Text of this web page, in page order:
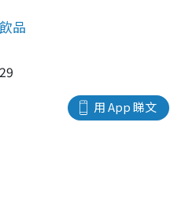
品
用 App 睇文